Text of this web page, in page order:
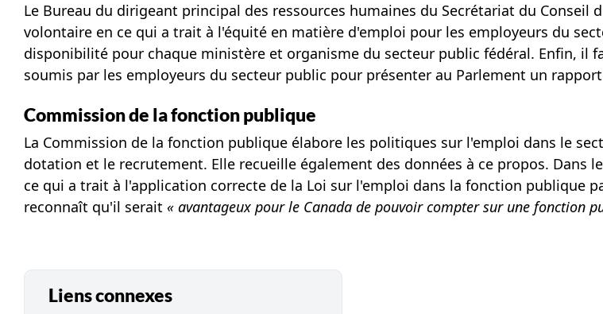
Le Bureau du dirigeant principal des ressources humaines du Secrétariat du
volontaire en ce qui a trait à l'équité en matière d'emploi pour les employeurs du
disponibilité pour chaque ministère et organisme du secteur public fédéral. Enfin, il
soumis par les employeurs du secteur public pour présenter au Parlement un
Commission de la fonction publique
La Commission de la fonction publique élabore les politiques sur l'emploi dans le
dotation et le recrutement. Elle recueille également des données à ce propos. Dans
ce qui a trait à l'application correcte de la Loi sur l'emploi dans la fonction publique
reconnaît qu'il serait « avantageux pour le Canada de pouvoir compter sur une fonction
Liens connexes